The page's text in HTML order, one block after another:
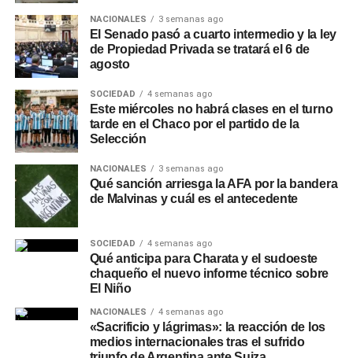
Especialistas del sector señalan que la forma de servido
resulta determinante para apreciar los aromas y evitar
molestias digestivas. La presencia de dos dedos de
espuma es obligatoria para proteger la bebida del
A su vez, recomiendan volcar siempre el contenido dentro
de un vaso o copa. Esta práctica permite la liberación del
exceso de gas carbónico, reduciendo la sensación de
pesadez e hinchazón y resaltando las notas del lúpulo y
la cebada.
Podés consultar más informes de consumo, tendencias
urbanas y notas deSociedaden nuestro
NACIONALES 3 semanas ago
El Senado pasó a cuarto intermedio y la ley
de Propiedad Privada se tratará el 6 de
agosto
SOCIEDAD 4 semanas ago
Este miércoles no habrá clases en el turno
tarde en el Chaco por el partido de la
Selección
NACIONALES 3 semanas ago
Qué sanción arriesga la AFA por la bandera
de Malvinas y cuál es el antecedente
SOCIEDAD 4 semanas ago
Qué anticipa para Charata y el sudoeste
chaqueño el nuevo informe técnico sobre
El Niño
NACIONALES 4 semanas ago
«Sacrificio y lágrimas»: la reacción de los
medios internacionales tras el sufrido